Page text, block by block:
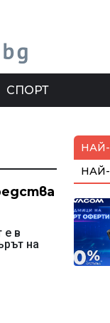
СПОРТ
е в
на